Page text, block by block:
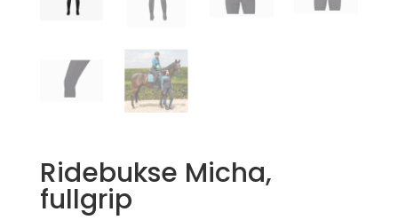
Ridebukse Micha,
fullgrip